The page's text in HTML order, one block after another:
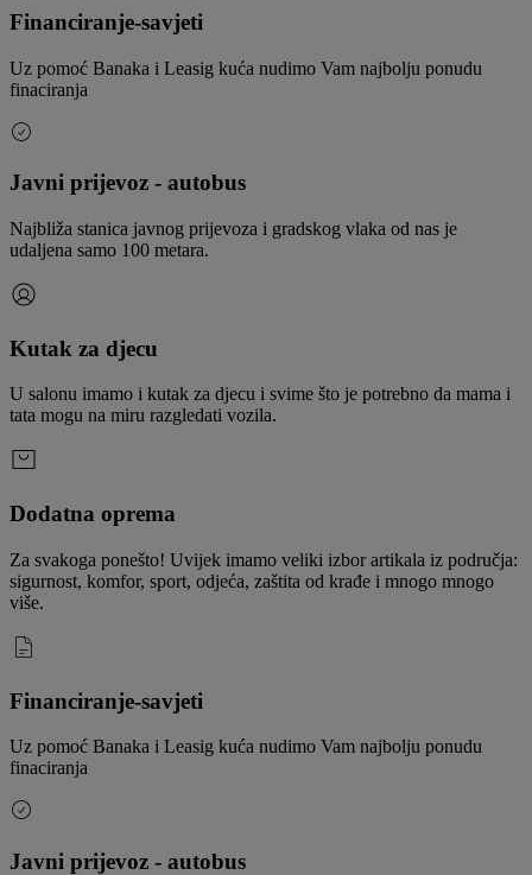
Financiranje-savjeti
Uz pomoć Banaka i Leasig kuća nudimo Vam najbolju ponudu
finaciranja
Javni prijevoz - autobus
Najbliža stanica javnog prijevoza i gradskog vlaka od nas je
udaljena samo 100 metara.
Kutak za djecu
U salonu imamo i kutak za djecu i svime što je potrebno da mama i
tata mogu na miru razgledati vozila.
Dodatna oprema
Za svakoga ponešto! Uvijek imamo veliki izbor artikala iz područja:
sigurnost, komfor, sport, odjeća, zaštita od krađe i mnogo mnogo
više.
Financiranje-savjeti
Uz pomoć Banaka i Leasig kuća nudimo Vam najbolju ponudu
finaciranja
Javni prijevoz - autobus